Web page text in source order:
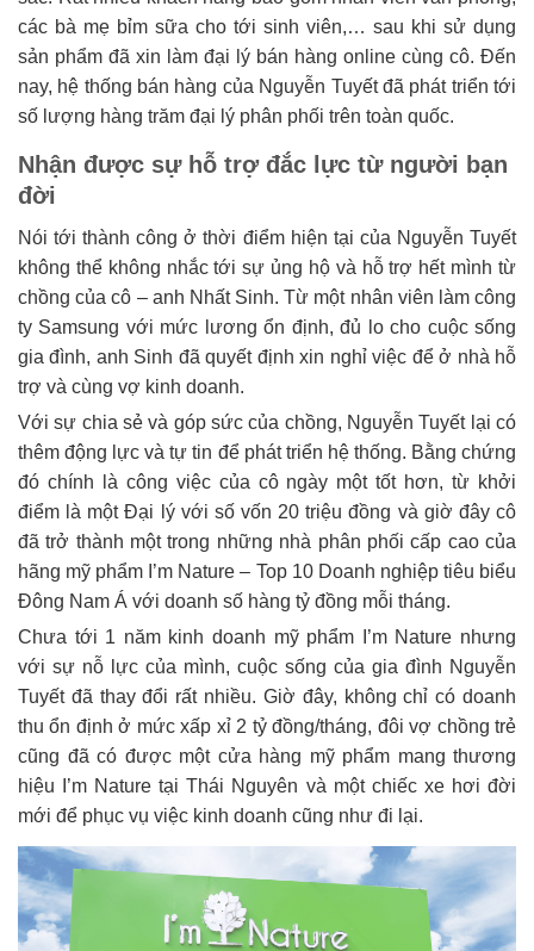
các bà mẹ bỉm sữa cho tới sinh viên,… sau khi sử dụng
sản phẩm đã xin làm đại lý bán hàng online cùng cô. Đến
nay, hệ thống bán hàng của Nguyễn Tuyết đã phát triển tới
số lượng hàng trăm đại lý phân phối trên toàn quốc.
Nhận được sự hỗ trợ đắc lực từ người bạn
đời
Nói tới thành công ở thời điểm hiện tại của Nguyễn Tuyết
không thể không nhắc tới sự ủng hộ và hỗ trợ hết mình từ
chồng của cô – anh Nhất Sinh. Từ một nhân viên làm công
ty Samsung với mức lương ổn định, đủ lo cho cuộc sống
gia đình, anh Sinh đã quyết định xin nghỉ việc để ở nhà hỗ
trợ và cùng vợ kinh doanh.
Với sự chia sẻ và góp sức của chồng, Nguyễn Tuyết lại có
thêm động lực và tự tin để phát triển hệ thống. Bằng chứng
đó chính là công việc của cô ngày một tốt hơn, từ khởi
điểm là một Đại lý với số vốn 20 triệu đồng và giờ đây cô
đã trở thành một trong những nhà phân phối cấp cao của
hãng mỹ phẩm I’m Nature – Top 10 Doanh nghiệp tiêu biểu
Đông Nam Á với doanh số hàng tỷ đồng mỗi tháng.
Chưa tới 1 năm kinh doanh mỹ phẩm I’m Nature nhưng
với sự nỗ lực của mình, cuộc sống của gia đình Nguyễn
Tuyết đã thay đổi rất nhiều. Giờ đây, không chỉ có doanh
thu ổn định ở mức xấp xỉ 2 tỷ đồng/tháng, đôi vợ chồng trẻ
cũng đã có được một cửa hàng mỹ phẩm mang thương
hiệu I’m Nature tại Thái Nguyên và một chiếc xe hơi đời
mới để phục vụ việc kinh doanh cũng như đi lại.